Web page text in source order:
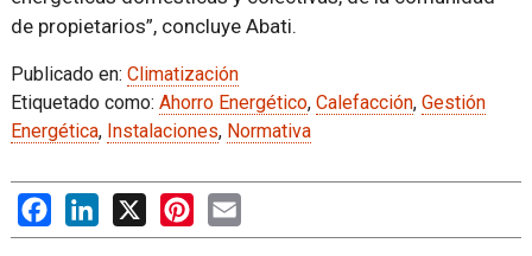
de propietarios”, concluye Abati.
Publicado en: Climatización
Etiquetado como: Ahorro Energético, Calefacción, Gestión
Energética, Instalaciones, Normativa
FacebookLinkedIn
X PinterestEmail